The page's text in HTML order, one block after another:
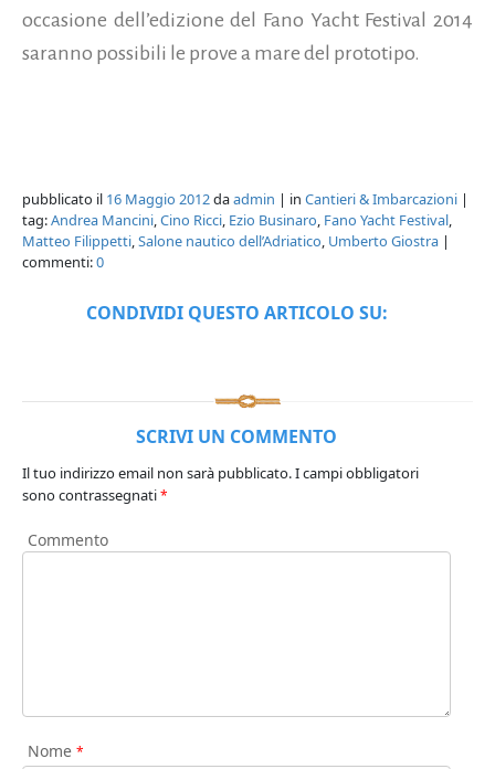
occasione dell’edizione del Fano Yacht Festival 2014
saranno possibili le prove a mare del prototipo.
pubblicato il 16 Maggio 2012daadmin | in Cantieri & Imbarcazioni |
tag:Andrea Mancini,Cino Ricci, Ezio Businaro, Fano Yacht Festival,
Matteo Filippetti,Salone nautico dell’Adriatico, Umberto Giostra |
commenti:0
CONDIVIDI QUESTO ARTICOLO SU:
SCRIVI UN COMMENTO
Il tuo indirizzo email non sarà pubblicato.I campi obbligatori
sono contrassegnati*
Commento
Nome *